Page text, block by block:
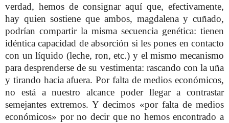
verdad, hemos de consignar aquí que, efectivamente,
hay quien sostiene que ambos, magdalena y cuñado,
podrían compartir la misma secuencia genética: tienen
idéntica capacidad de absorción si les pones en contacto
con un líquido (leche, ron, etc.) y el mismo mecanismo
para desprenderse de su vestimenta: rascando con la uña
y tirando hacia afuera. Por falta de medios económicos,
no está a nuestro alcance poder llegar a contrastar
semejantes extremos. Y decimos «por falta de medios
económicos» por no decir que no hemos encontrado a